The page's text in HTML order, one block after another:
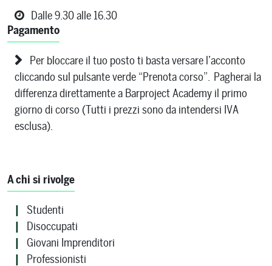
Dalle 9.30 alle 16.30
Pagamento
Per bloccare il tuo posto ti basta versare l’acconto
cliccando sul pulsante verde “Prenota corso”. Pagherai la
differenza direttamente a Barproject Academy il primo
giorno di corso (Tutti i prezzi sono da intendersi IVA
esclusa).
A chi si rivolge
Studenti
Disoccupati
Giovani Imprenditori
Professionisti